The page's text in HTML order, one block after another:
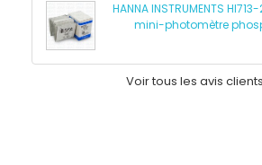
HANNA INSTRUMENTS
mini-photomètre
Voir tous les avis clients